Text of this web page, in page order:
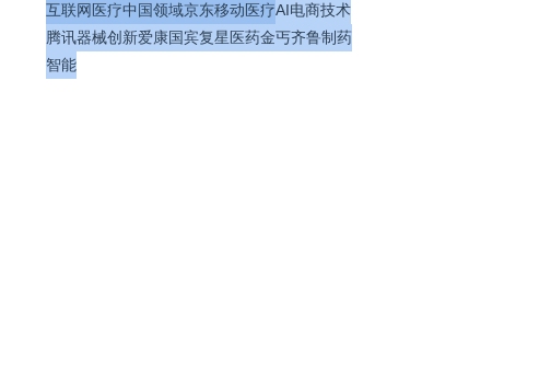
互联网医疗中国领域京东移动医疗AI电商技术
腾讯器械创新爱康国宾复星医药金丐齐鲁制药
智能